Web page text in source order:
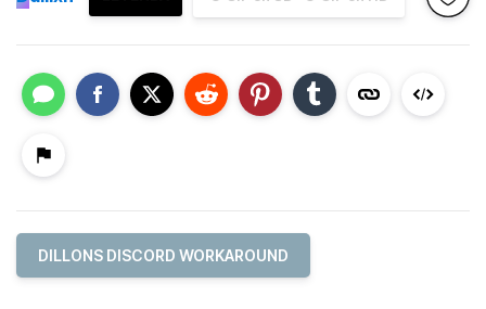
DILLONS DISCORD WORKAROUND